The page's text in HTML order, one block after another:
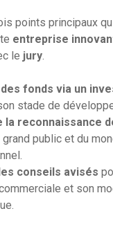
points principaux
entreprise
le jury
fonds via un
stade de
reconnaissance
public et du
conseils avisés
et son